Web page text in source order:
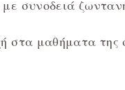
συνοδειά
στα μαθήματα της